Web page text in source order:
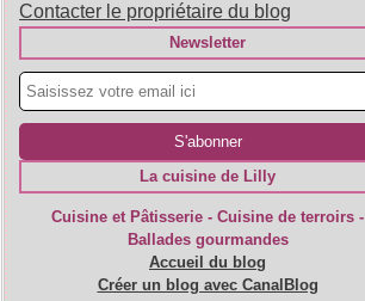
Contacter le propriétaire du blog
Newsletter
La cuisine de Lilly
Cuisine et Pâtisserie - Cuisine de terroirs -
Ballades gourmandes
Accueil du blog
Créer un blog avec CanalBlog